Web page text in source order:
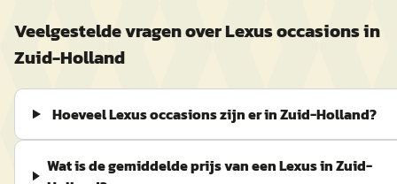
Veelgestelde vragen overLexusoccasions in
Zuid-Holland
Hoeveel Lexus occasions zijn er in Zuid-Holland?
Wat is de gemiddelde prijs van een Lexus in Zuid-